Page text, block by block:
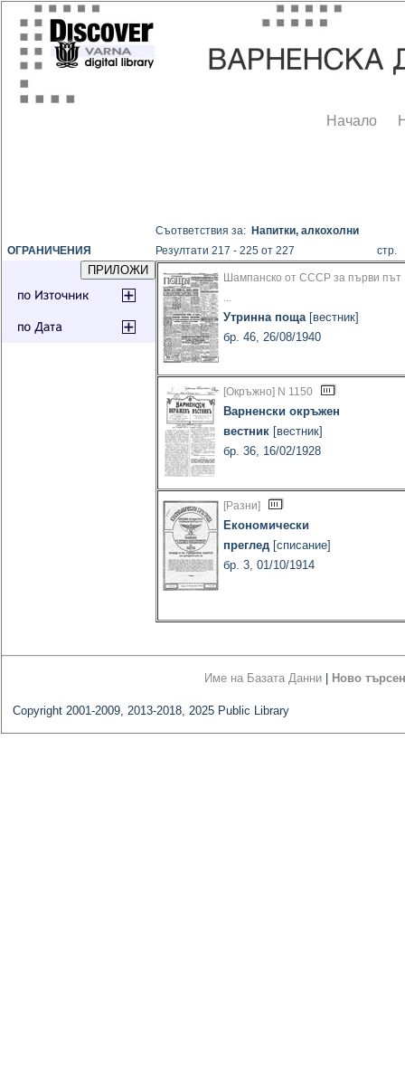
Начало
ОГРАНИЧЕНИЯ
Съответствия за: Напитки, алкохолни
Резултати 217 - 225 от 227
Шампанско от СССР за първи път
...
Утринна поща[вестник]
бр. 46, 26/08/1940
[Окръжно] N 1150
Варненски окръжен
вестник [вестник]
бр. 36, 16/02/1928
[Разни]
Економически
преглед [списание]
бр. 3, 01/10/1914
Име на Базата Данни Ново
Copyright 2001-2009, 2013-2018, 2025 Public Library